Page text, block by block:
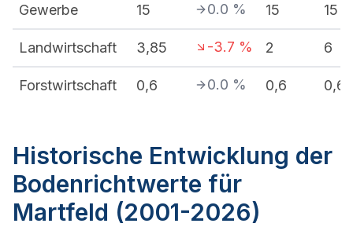
Gewerbe 15 0.0 % 15 15
Landwirtschaft 3,85 -3.7 % 2 6
Forstwirtschaft 0,6 0.0 % 0,6 0,65
Historische Entwicklung der
Bodenrichtwerte für
Martfeld (2001-2026)